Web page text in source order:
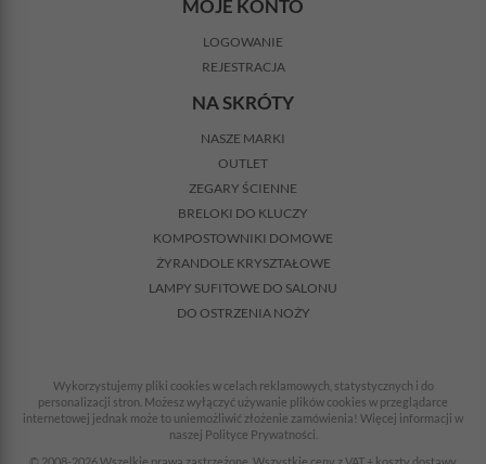
MOJE KONTO
LOGOWANIE
REJESTRACJA
NA SKRÓTY
NASZE MARKI
OUTLET
ZEGARY ŚCIENNE
BRELOKI DO KLUCZY
KOMPOSTOWNIKI DOMOWE
ŻYRANDOLE KRYSZTAŁOWE
LAMPY SUFITOWE DO SALONU
DO OSTRZENIA NOŻY
Wykorzystujemy pliki cookies w celach reklamowych, statystycznych i do
personalizacji stron. Możesz wyłączyć używanie plików cookies w przeglądarce
internetowej jednak może to uniemożliwić złożenie zamówienia! Więcej informacji w
naszej Polityce Prywatności.